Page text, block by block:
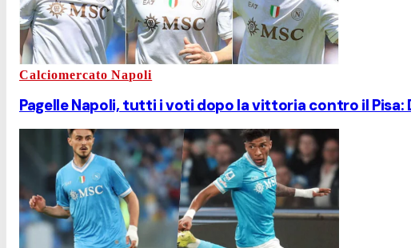
Calciomercato Napoli
Pagelle Napoli, tutti i voti dopo la vittoria contro il